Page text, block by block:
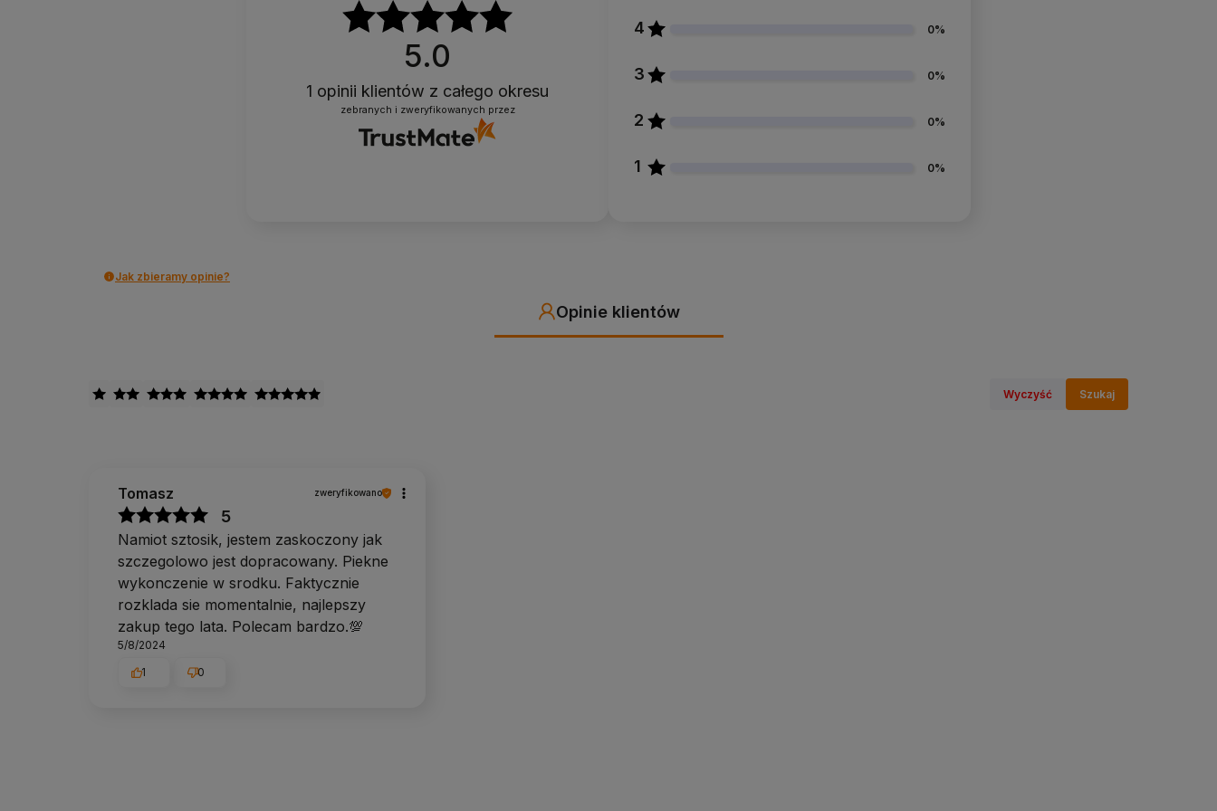
5.0
1 opinii klientów z całego okresu
zebranych i zweryfikowanych przez
4 0%
3 0%
2 0%
1 0%
Jak zbieramy opinie?
Opinie klientów
Wyczyść Szukaj
Tomasz zweryfikowano
5
Namiot sztosik, jestem zaskoczony jak
szczegolowo jest dopracowany. Piekne
wykonczenie w srodku. Faktycznie
rozklada sie momentalnie, najlepszy
zakup tego lata. Polecam bardzo.💯
5/8/2024
1 0